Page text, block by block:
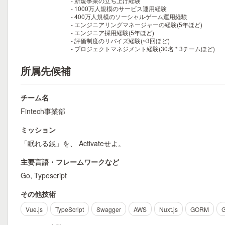
- 1000万人規模のサービス運用経験
- 400万人規模のソーシャルゲーム運用経験
- エンジニアリングマネージャーの経験(5年ほど)
- エンジニア採用経験(5年ほど)
- 評価制度のリバイズ経験(~3回ほど)
- プロジェクトマネジメント経験(30名 * 3チームほど)
所属先候補
チーム名
Fintech事業部
ミッション
「眠れる銭」を、 Activateせよ。
主要言語・フレームワークなど
Go, Typescript
その他技術
Vue.js TypeScript Swagger AWS Nuxt.js GORM